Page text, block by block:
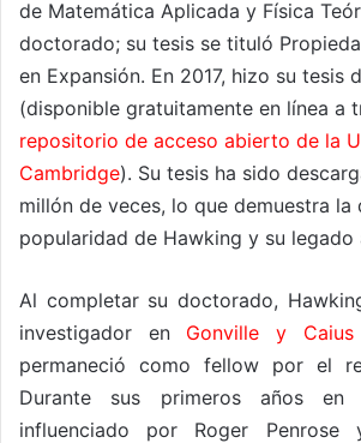
de Matemática Aplicada y Física
doctorado; su tesis se tituló
en Expansión. En 2017, hizo su tesis
(disponible gratuitamente en línea a
repositorio de acceso abierto de la
Cambridge). Su tesis ha sido
millón de veces, lo que demuestra la
popularidad de Hawking y su legado
Al completar su doctorado,
investigador en Gonville y Caius
permaneció como fellow por el
Durante sus primeros años en
influenciado por Roger Penrose